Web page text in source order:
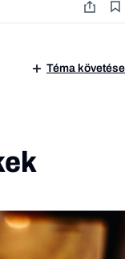
Téma követése